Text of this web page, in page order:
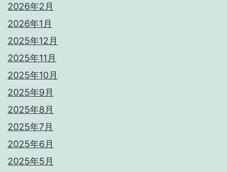
2026年2月
2026年1月
2025年12月
2025年11月
2025年10月
2025年9月
2025年8月
2025年7月
2025年6月
2025年5月